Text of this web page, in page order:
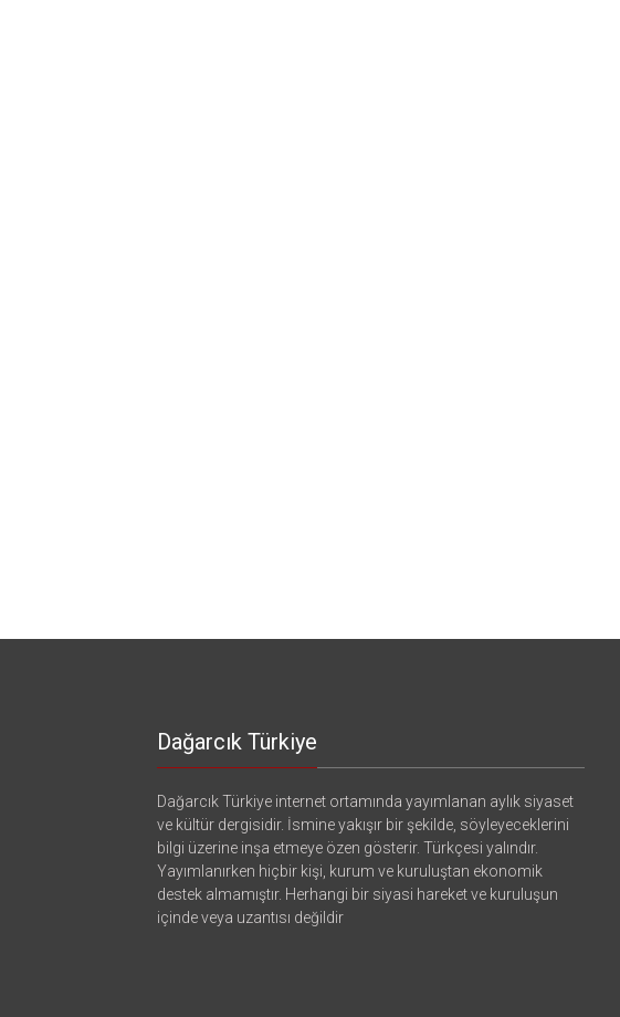
Dağarcık Türkiye
Dağarcık Türkiye internet ortamında yayımlanan aylık siyaset
ve kültür dergisidir. İsmine yakışır bir şekilde, söyleyeceklerini
bilgi üzerine inşa etmeye özen gösterir. Türkçesi yalındır.
Yayımlanırken hiçbir kişi, kurum ve kuruluştan ekonomik
destek almamıştır. Herhangi bir siyasi hareket ve kuruluşun
içinde veya uzantısı değildir